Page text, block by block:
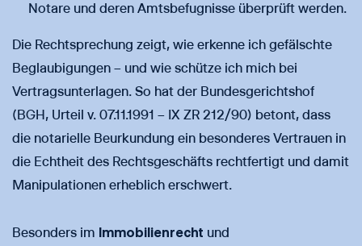
Notare und deren Amtsbefugnisse überprüft werden.
Die Rechtsprechung zeigt, wie erkenne ich gefälschte
Beglaubigungen – und wie schütze ich mich bei
Vertragsunterlagen. So hat der Bundesgerichtshof
(BGH, Urteil v. 07.11.1991 – IX ZR 212/90) betont, dass
die notarielle Beurkundung ein besonderes Vertrauen in
die Echtheit des Rechtsgeschäfts rechtfertigt und damit
Manipulationen erheblich erschwert.
Besonders im Immobilienrecht und